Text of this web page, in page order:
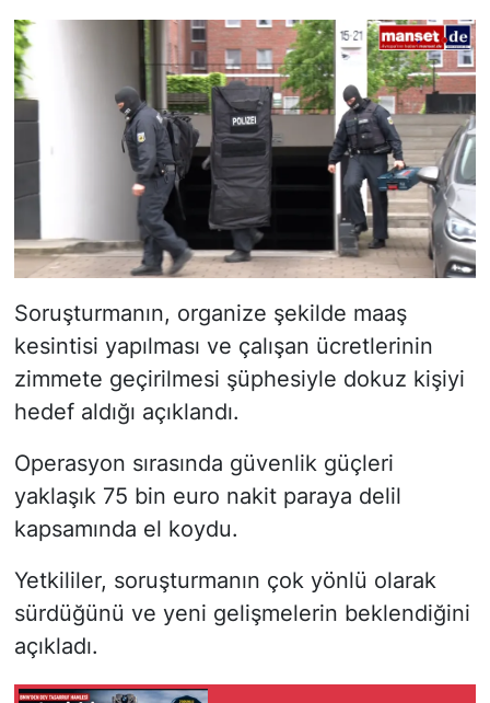
Soruşturmanın, organize şekilde maaş
kesintisi yapılması ve çalışan ücretlerinin
zimmete geçirilmesi şüphesiyle dokuz kişiyi
hedef aldığı açıklandı.
Operasyon sırasında güvenlik güçleri
yaklaşık 75 bin euro nakit paraya delil
kapsamında el koydu.
Yetkililer, soruşturmanın çok yönlü olarak
sürdüğünü ve yeni gelişmelerin beklendiğini
açıkladı.